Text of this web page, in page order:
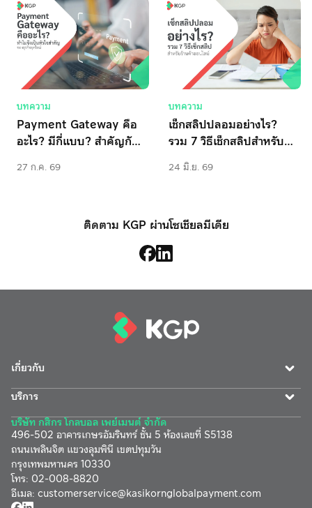
บทความ
Payment Gateway คือ
อะไร? มีกี่แบบ? สำคัญกับ
27 ก.ค. 69
บทความ
เช็กสลิปปลอมอย่างไร?
รวม 7 วิธีเช็กสลิปสำหรับ
ร้านค้าออนไลน์
24 มิ.ย. 69
ติดตาม KGP ผ่านโซเชียลมีเดีย
บริษัท กสิกร โกลบอล เพย์เมนต์ จำกัด
496-502 อาคารเกษรอัมรินทร์ ชั้น 5 ห้องเลขที่ S5138
ถนนเพลินจิต แขวงลุมพินี เขตปทุมวัน
กรุงเทพมหานคร 10330
โทร: 02-008-8820
อีเมล: customerservice@kasikornglobalpayment.com
เกี่ยวกับ
บริการ